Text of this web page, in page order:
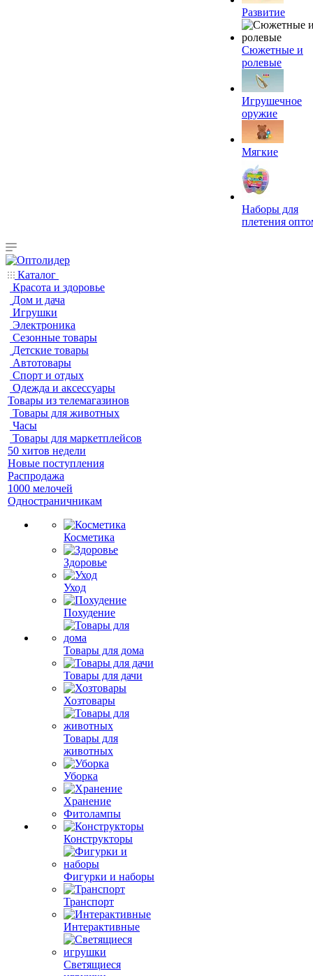
Развитие
Сюжетные и
ролевые
Игрушечное
оружие
Мягкие
Наборы для
плетения
Каталог
Красота и здоровье
Дом и дача
Игрушки
Электроника
Сезонные товары
Детские товары
Автотовары
Спорт и отдых
Одежда и аксессуары
Товары из телемагазинов
Товары для животных
Часы
Товары для маркетплейсов
50 хитов недели
Новые поступления
Распродажа
1000 мелочей
Одностраничникам
Косметика
Здоровье
Уход
Похудение
Товары для дома
Товары для дачи
Хозтовары
Товары для
животных
Уборка
Хранение
Фитолампы
Конструкторы
Фигурки и наборы
Транспорт
Интерактивные
Светящиеся